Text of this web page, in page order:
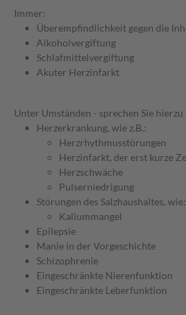
Immer:
Überempfindlichkeit gegen die
Alkoholvergiftung
Schlafmittelvergiftung
Akuter Herzinfarkt
Unter Umständen - sprechen Sie
Herzerkrankung, wie z.B.:
Herzrhythmusstörungen
Herzinfarkt, der erst kurze
Herzschwäche
Pulserniedrigung
Störungen des Salzhaushaltes, wie:
Kaliummangel
Epilepsie
Manie in der Vorgeschichte
Schizophrenie
Eingeschränkte Nierenfunktion
Eingeschränkte Leberfunktion